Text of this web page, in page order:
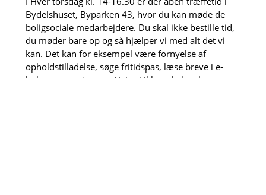
Bydelshuset, Byparken 43, hvor du kan møde de
boligsociale medarbejdere. Du skal ikke bestille tid,
du møder bare op og så hjælper vi med alt det vi
kan. Det kan for eksempel være fornyelse af
opholdstilladelse, søge fritidspas, læse breve i e-
boks og meget mere. Hvis vi ikke selv kan løse